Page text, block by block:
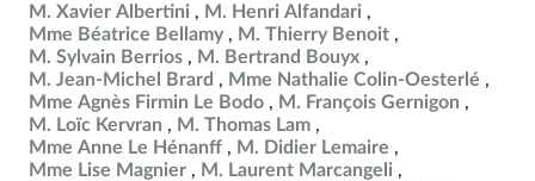
M. Xavier Albertini
M. Henri Alfandari
Mme Béatrice Bellamy
M. Thierry Benoit
M. Sylvain Berrios
M. Bertrand Bouyx
M. Jean-Michel Brard
Mme Nathalie Colin-Oesterlé
Mme Agnès Firmin Le Bodo
M. François Gernigon
M. Loïc Kervran
M. Thomas Lam
Mme Anne Le Hénanff
M. Didier Lemaire
Mme Lise Magnier
M. Laurent Marcangeli